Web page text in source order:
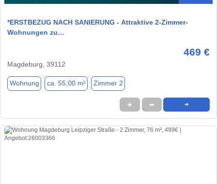
*ERSTBEZUG NACH SANIERUNG - Attraktive 2-Zimmer-
Wohnungen zu…
469 €
Magdeburg, 39112
Wohnung ca. 55,00 m² Zimmer 2
★ ➦ ➜